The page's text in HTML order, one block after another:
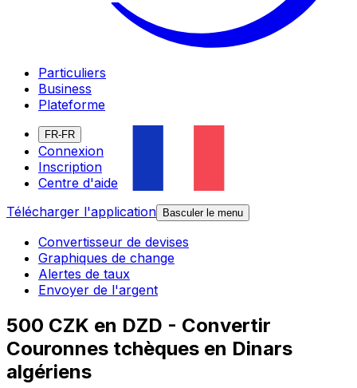
Particuliers
Business
Plateforme
FR-FR
Connexion
Inscription
Centre d'aide
Télécharger l'application
Basculer le menu
Convertisseur de devises
Graphiques de change
Alertes de taux
Envoyer de l'argent
500 CZK en DZD - Convertir
Couronnes tchèques en Dinars
algériens